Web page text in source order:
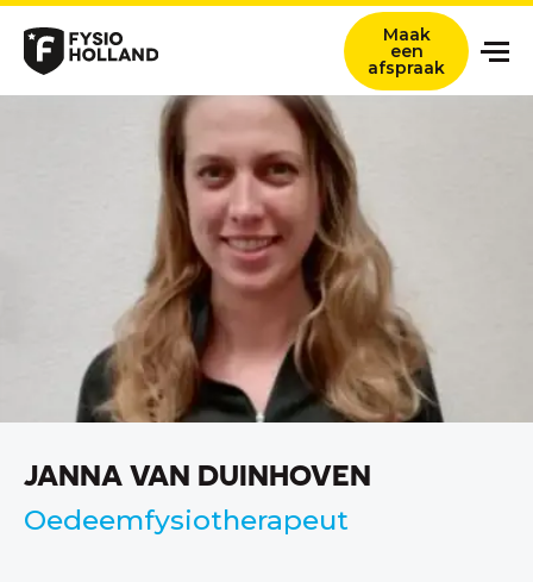
Onze zorg
Nieuws en ervaringsverhalen
Over ons
Werken bij
Contact
Maak
een
afspraak
JANNA VAN DUINHOVEN
Oedeemfysiotherapeut